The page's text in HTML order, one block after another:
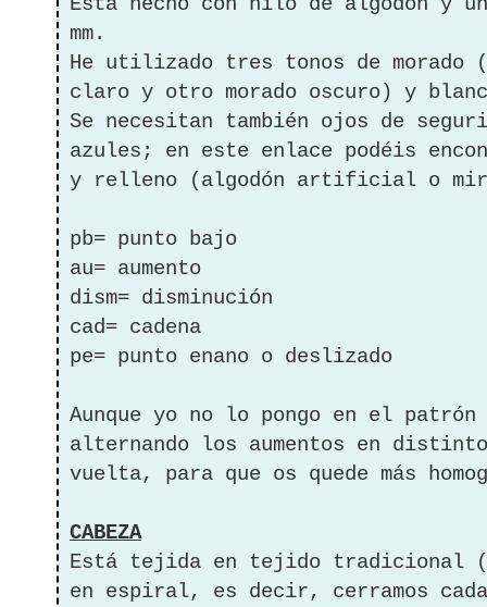
mm.
He utilizado tres tonos de morado
claro y otro morado oscuro) y
Se necesitan también ojos de
azules; en este enlace podéis
y relleno (algodón artificial o
pb= punto bajo
au= aumento
dism= disminución
cad= cadena
pe= punto enano o deslizado
Aunque yo no lo pongo en el
alternando los aumentos en
vuelta, para que os quede más
CABEZA
Está tejida en tejido tradicional
en espiral, es decir, cerramos